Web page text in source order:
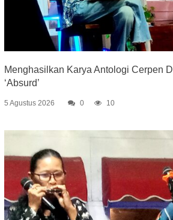
Menghasilkan Karya Antologi Cerpen
‘Absurd’
5 Agustus 2026 0 10